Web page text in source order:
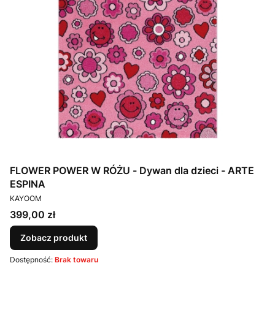
FLOWER POWER W RÓŻU - Dywan dla dzieci - ARTE
ESPINA
PRODUCENT
KAYOOM
Cena
399,00 zł
Zobacz produkt
Dostępność: Brak towaru